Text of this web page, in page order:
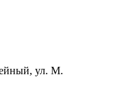
ул. М.